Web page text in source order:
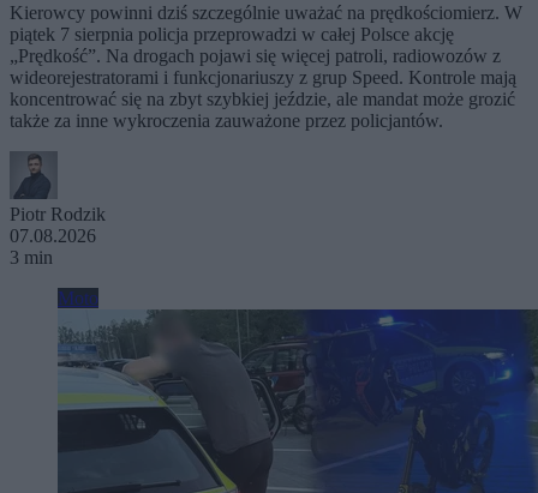
Kierowcy powinni dziś szczególnie uważać na prędkościomierz. W
piątek 7 sierpnia policja przeprowadzi w całej Polsce akcję
„Prędkość”. Na drogach pojawi się więcej patroli, radiowozów z
wideorejestratorami i funkcjonariuszy z grup Speed. Kontrole mają
koncentrować się na zbyt szybkiej jeździe, ale mandat może grozić
także za inne wykroczenia zauważone przez policjantów.
Piotr Rodzik
07.08.2026
3 min
Moto